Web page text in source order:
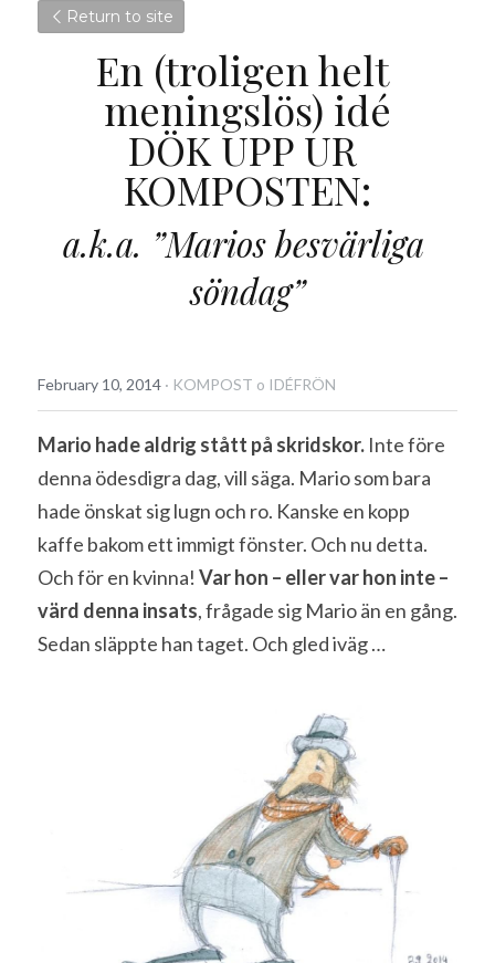
Return to site
En (troligen helt
meningslös) idé
DÖK UPP UR
KOMPOSTEN:
a.k.a. ”Marios besvärliga
söndag”
February 10, 2014 · KOMPOST o IDÉFRÖN
Mario hade aldrig stått på skridskor. Inte före
denna ödesdigra dag, vill säga. Mario som bara
hade önskat sig lugn och ro. Kanske en kopp
kaffe bakom ett immigt fönster. Och nu detta.
Och för en kvinna! Var hon – eller var hon inte –
värd denna insats, frågade sig Mario än en gång.
Sedan släppte han taget. Och gled iväg …